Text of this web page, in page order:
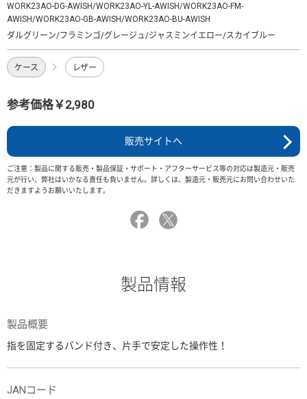
WORK23AO-DG-AWISH/WORK23AO-YL-AWISH/WORK23AO-FM-
AWISH/WORK23AO-GB-AWISH/WORK23AO-BU-AWISH
ダルグリーン/フラミンゴ/グレージュ/ジャスミンイエロー/スカイブルー
ケース レザー
参考価格￥2,980
販売サイトへ
ご注意：製品に関する販売・製品保証・サポート・アフターサービス等の対応は製造元・販売
元が行い、弊社はいかなる責任も負いません。詳しくは、製造元・販売元にお問い合わせいた
だきますようお願いいたします。
製品情報
製品概要
指を固定するバンド付き、片手で安定した操作性！
JANコード